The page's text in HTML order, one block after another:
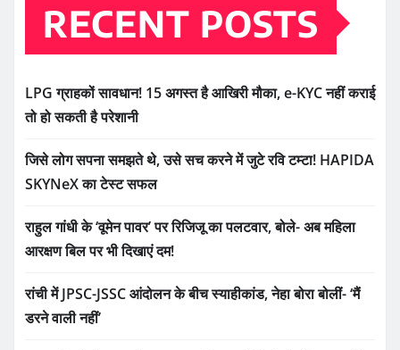
RECENT POSTS
LPG ग्राहकों सावधान! 15 अगस्त है आखिरी मौका, e-KYC नहीं कराई
तो हो सकती है परेशानी
जिसे लोग सपना समझते थे, उसे सच करने में जुटे रवि टम्टा! HAPIDA
SKYNeX का टेस्ट सफल
राहुल गांधी के ‘वूमेन पावर’ पर रिजिजू का पलटवार, बोले- अब महिला
आरक्षण बिल पर भी दिखाएं दम!
रांची में JPSC-JSSC आंदोलन के बीच स्याहीकांड, नेहा बोरा बोलीं- ‘मैं
डरने वाली नहीं’